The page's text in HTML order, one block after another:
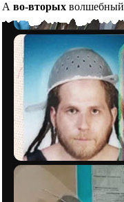
А во-вторых волшебный